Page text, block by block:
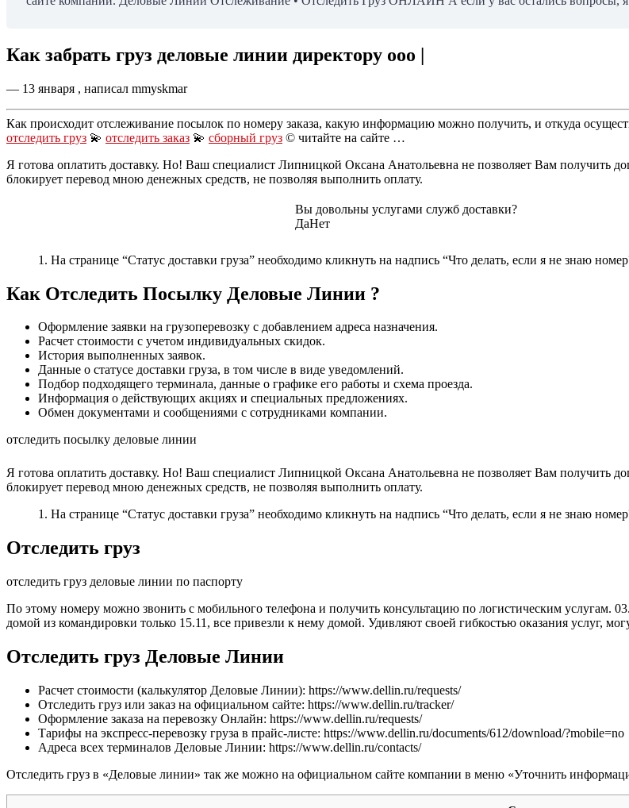
Как забрать груз деловые линии директору ооо |
— 13 января , написал mmyskmar
Как происходит отслеживание посылок по номеру заказа, какую информацию можно получить, и откуда
отследить груз 💫 отследить заказ 💫 сборный груз © читайте на сайте …
Я готова оплатить доставку. Но! Ваш специалист Липницкой Оксана Анатольевна не позволяет Вам получить
блокирует перевод мною денежных средств, не позволяя выполнить оплату.
Вы довольны услугами служб доставки?
ДаНет
1. На странице “Статус доставки груза” необходимо кликнуть на надпись “Что делать, если я не знаю
Как Отследить Посылку Деловые Линии ?
Оформление заявки на грузоперевозку с добавлением адреса назначения.
Расчет стоимости с учетом индивидуальных скидок.
История выполненных заявок.
Данные о статусе доставки груза, в том числе в виде уведомлений.
Подбор подходящего терминала, данные о графике его работы и схема проезда.
Информация о действующих акциях и специальных предложениях.
Обмен документами и сообщениями с сотрудниками компании.
отследить посылку деловые линии
Я готова оплатить доставку. Но! Ваш специалист Липницкой Оксана Анатольевна не позволяет Вам получить
блокирует перевод мною денежных средств, не позволяя выполнить оплату.
1. На странице “Статус доставки груза” необходимо кликнуть на надпись “Что делать, если я не знаю
Отследить груз
отследить груз деловые линии по паспорту
По этому номеру можно звонить с мобильного телефона и получить консультацию по логистическим услугам.
домой из командировки только 15.11, все привезли к нему домой. Удивляют своей гибкостью оказания услуг,
Отследить груз Деловые Линии
Расчет стоимости (калькулятор Деловые Линии): https://www.dellin.ru/requests/
Отследить груз или заказ на официальном сайте: https://www.dellin.ru/tracker/
Оформление заказа на перевозку Онлайн: https://www.dellin.ru/requests/
Тарифы на экспресс-перевозку груза в прайс-листе: https://www.dellin.ru/documents/612/download/?mobile=no
Адреса всех терминалов Деловые Линии: https://www.dellin.ru/contacts/
Отследить груз в «Деловые линии» так же можно на официальном сайте компании в меню «Уточнить